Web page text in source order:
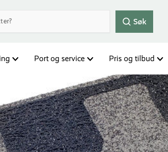
Søk
Port og service Pris og tilbud